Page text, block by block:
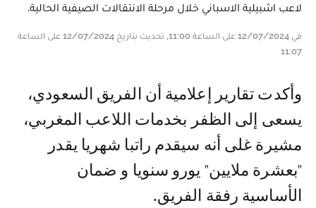
لاعب اشبيلية الاسباني خلال مرحلة الانتقالات الصيفية الحالية.
في 12/07/2024 على الساعة 11:00, تحديث بتاريخ 12/07/2024 على الساعة
11:07
وأكدت تقارير إعلامية أن الفريق السعودي،
يسعى إلى الظفر بخدمات اللاعب المغربي،
مشيرة غلى أنه سيقدم راتبا شهريا يقدر
"بعشرة ملايين" يورو سنويا و ضمان
الأساسية رفقة الفريق.